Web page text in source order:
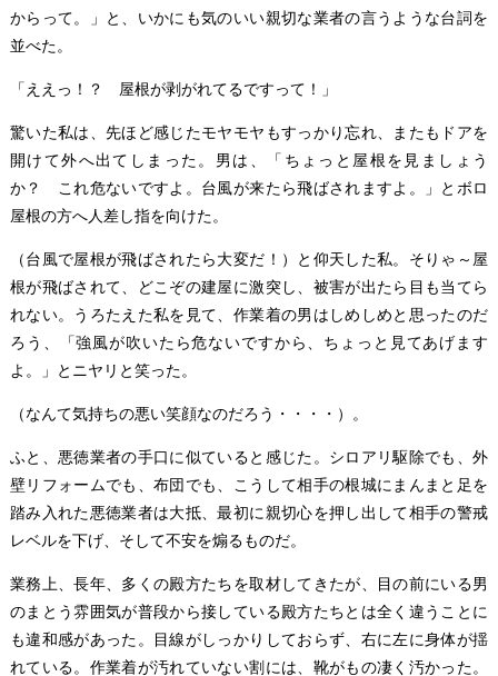
からって。」と、いかにも気のいい親切な業者の言うような台詞を
並べた。
「ええっ！？ 屋根が剥がれてるですって！」
驚いた私は、先ほど感じたモヤモヤもすっかり忘れ、またもドアを
開けて外へ出てしまった。男は、「ちょっと屋根を見ましょう
か？ これ危ないですよ。台風が来たら飛ばされますよ。」とボロ
屋根の方へ人差し指を向けた。
（台風で屋根が飛ばされたら大変だ！）と仰天した私。そりゃ～屋
根が飛ばされて、どこぞの建屋に激突し、被害が出たら目も当てら
れない。うろたえた私を見て、作業着の男はしめしめと思ったのだ
ろう、「強風が吹いたら危ないですから、ちょっと見てあげます
よ。」とニヤリと笑った。
（なんて気持ちの悪い笑顔なのだろう・・・・）。
ふと、悪徳業者の手口に似ていると感じた。シロアリ駆除でも、外
壁リフォームでも、布団でも、こうして相手の根城にまんまと足を
踏み入れた悪徳業者は大抵、最初に親切心を押し出して相手の警戒
レベルを下げ、そして不安を煽るものだ。
業務上、長年、多くの殿方たちを取材してきたが、目の前にいる男
のまとう雰囲気が普段から接している殿方たちとは全く違うことに
も違和感があった。目線がしっかりしておらず、右に左に身体が揺
れている。作業着が汚れていない割には、靴がもの凄く汚かった。